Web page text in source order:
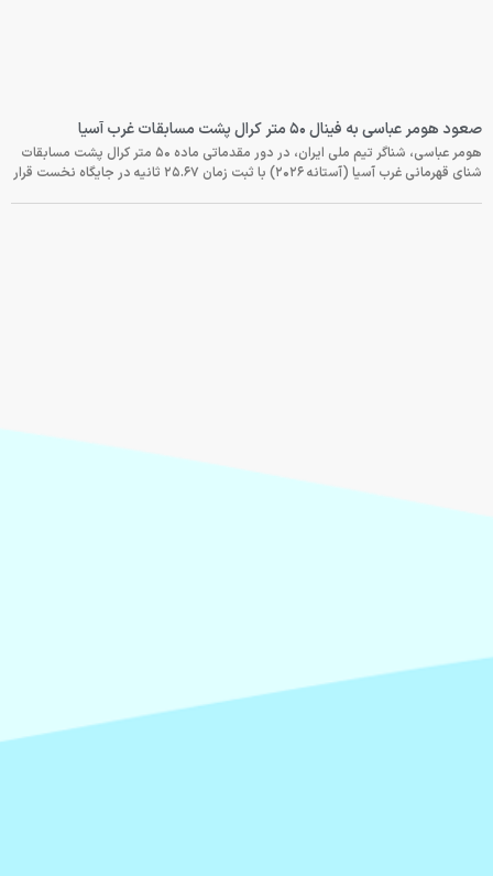
صعود هومر عباسی به فینال ۵۰ متر کرال پشت مسابقات غرب آسیا
هومر عباسی، شناگر تیم ملی ایران، در دور مقدماتی ماده ۵۰ متر کرال پشت مسابقات
شنای قهرمانی غرب آسیا (آستانه ۲۰۲۶) با ثبت زمان ۲۵.۶۷ ثانیه در جایگاه نخست قرار